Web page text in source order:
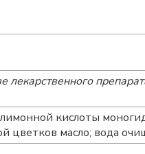
лекарственного
кислоты
цветков масло; вода